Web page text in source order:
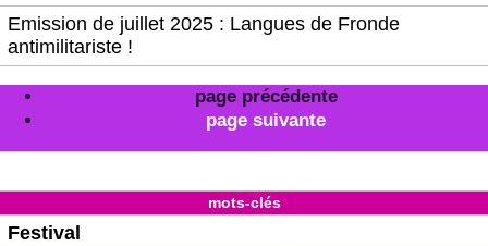
Emission de juillet 2025 : Langues de Fronde
antimilitariste !
page précédente
page suivante
mots-clés
Festival